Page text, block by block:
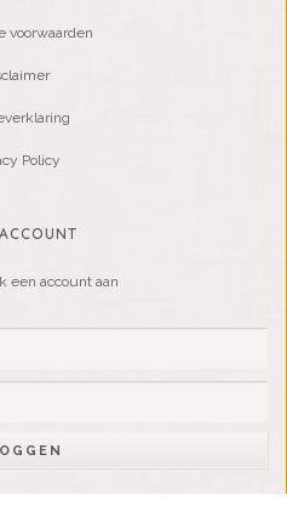
voorwaarden
Policy
een account aan